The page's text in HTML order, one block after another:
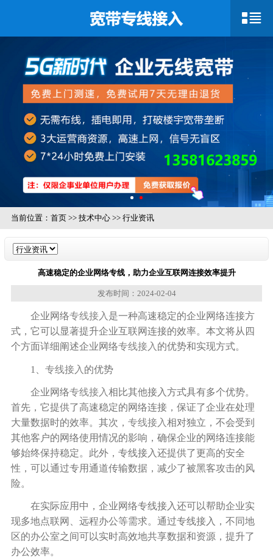
当前位置： 首页>> 技术中心>> 行业资讯
高速稳定的企业网络专线，助力企业互联网连接效率提升
发布时间：2024-02-04
企业网络专线接入 是一种高速稳定的企业网络连接方
式，它可以显著提升企业互联网连接的效率。本文将从四
个方面详细阐述企业网络专线接入 的优势和实现方式。
1、 专线接入 的优势
企业网络专线接入相比其他接入方式具有多个优势。
首先，它提供了高速稳定的网络连接，保证了企业在处理
大量数据时的效率。其次， 专线接入相对独立，不会受到
其他客户的网络使用情况的影响，确保企业的网络连接能
够始终保持稳定。此外，专线接入还提供了更高的安全
性，可以通过专用通道传输数据，减少了被黑客攻击的风
险。
在实际应用中，企业网络专线接入还可以帮助企业实
现多地点联网、远程办公等需求。通过专线接入，不同地
区的办公室之间可以实时高效地共享数据和资源，提升了
办公效率。